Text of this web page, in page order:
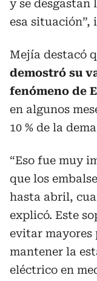
y se desgastan
esa situación”,
Mejía destacó
demostró su
fenómeno de
en algunos
10 % de la
“Eso fue muy
que los
hasta abril,
explicó. Este
evitar mayores
mantener la
eléctrico en